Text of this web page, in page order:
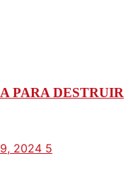
PARA DESTRUIR
2024 5